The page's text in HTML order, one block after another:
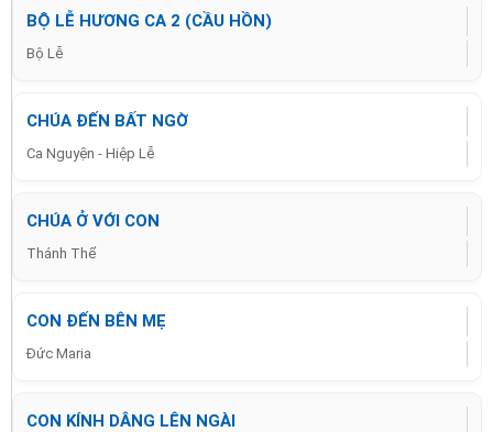
BỘ LỄ HƯƠNG CA 2 (CẦU HỒN)
Bộ Lễ
CHÚA ĐẾN BẤT NGỜ
Ca Nguyện - Hiệp Lễ
CHÚA Ở VỚI CON
Thánh Thể
CON ĐẾN BÊN MẸ
Đức Maria
CON KÍNH DÂNG LÊN NGÀI